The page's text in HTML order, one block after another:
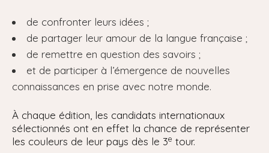
de confronter leurs idées ;
de partager leur amour de la langue française ;
de remettre en question des savoirs ;
et de participer à l’émergence de nouvelles
connaissances en prise avec notre monde.
À chaque édition, les candidats internationaux
sélectionnés ont en effet la chance de représenter
les couleurs de leur pays dès le 3e tour.